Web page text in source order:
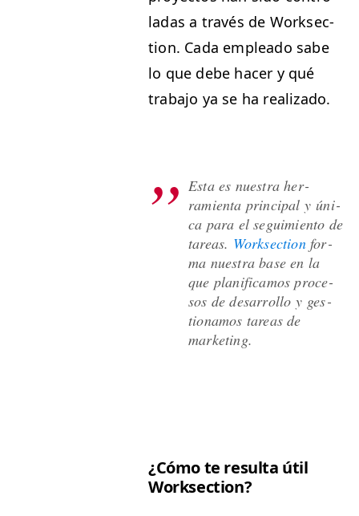
ladas a través de Work­sec­
tion. Cada emplea­do sabe
lo que debe hac­er y qué
tra­ba­jo ya se ha realizado.
Esta es nues­tra her­
ramien­ta prin­ci­pal y úni­
ca para el seguimien­to de
tar­eas. Work­sec­tionfor­
ma nues­tra base en la
que plan­i­fi­camos pro­ce­
sos de desar­rol­lo y ges­
tion­amos tar­eas de
marketing.
¿Cómo te resul­ta útil
Worksection?